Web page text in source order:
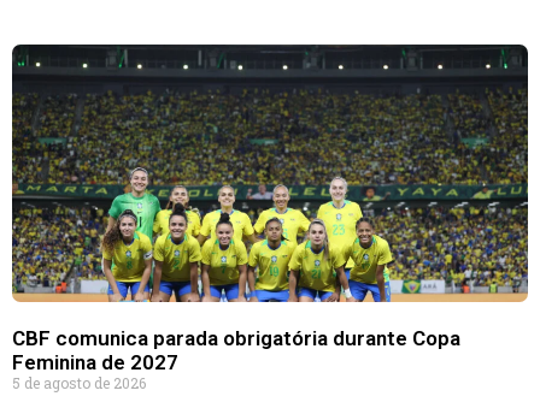
CBF comunica parada obrigatória durante Copa
Feminina de 2027
5 de agosto de 2026